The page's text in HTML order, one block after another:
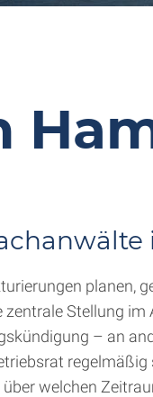
planen,
zentrale Stellung
– an
welchen